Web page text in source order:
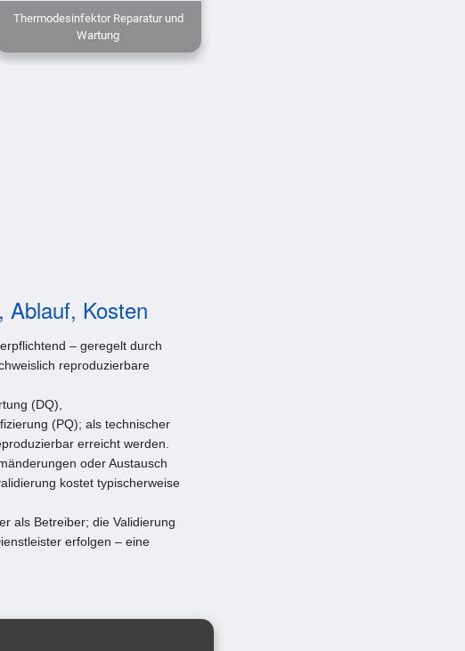
Thermodesinfektor Reparatur und
Wartung
Ablauf, Kosten
– geregelt durch
reproduzierbare
(DQ),
(PQ); als technischer
erreicht werden.
oder Austausch
kostet typischerweise
als Betreiber; die Validierung
erfolgen – eine